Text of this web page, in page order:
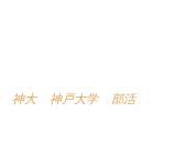
神大 神戸大学 部活